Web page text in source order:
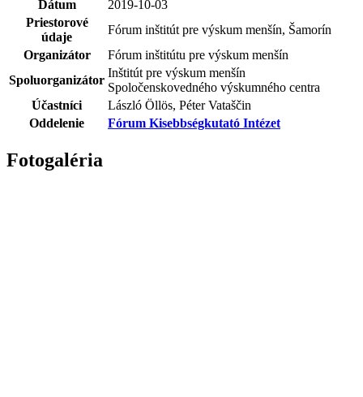
Dátum
2019-10-03
Priestorové
údaje
Fórum inštitút pre výskum menšín, Šamorín
Organizátor
Fórum inštitútu pre výskum menšín
Spoluorganizátor
Inštitút pre výskum menšín
Spoločenskovedného výskumného centra
Účastníci
László Öllös, Péter Vataščin
Oddelenie
Fórum Kisebbségkutató Intézet
Fotogaléria